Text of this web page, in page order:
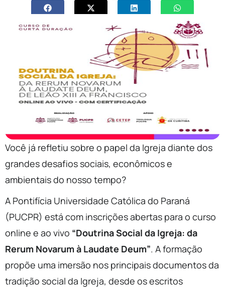
Você já refletiu sobre o papel da Igreja diante dos
grandes desafios sociais, econômicos e
ambientais do nosso tempo?
A Pontifícia Universidade Católica do Paraná
(PUCPR) está com inscrições abertas para o curso
online e ao vivo “Doutrina Social da Igreja: da
Rerum Novarum à Laudate Deum”. A formação
propõe uma imersão nos principais documentos da
tradição social da Igreja, desde os escritos